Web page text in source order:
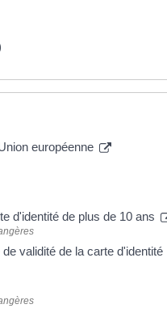
européenne
d'identité de plus de 10 ans
validité de la carte d'identité